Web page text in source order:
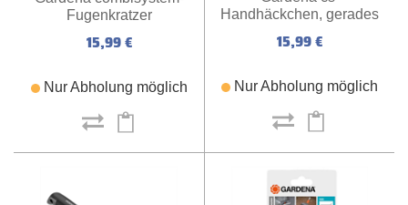
Fugenkratzer
15,99 €
Nur Abholung möglich
Handhäckchen, gerades
15,99 €
Nur Abholung möglich